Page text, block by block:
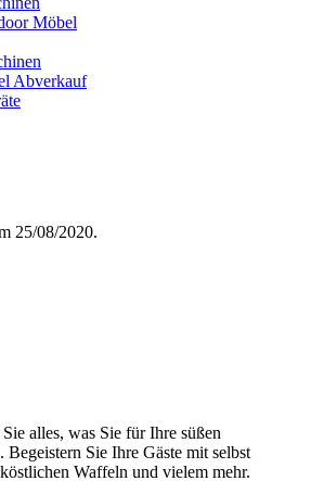
Möbel
Abverkauf
25/08/2020.
alles, was Sie für Ihre süßen
Sie Ihre Gäste mit selbst
Waffeln und vielem mehr.